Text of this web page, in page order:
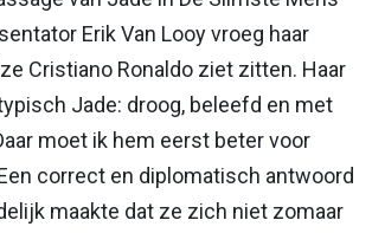
Erik Van Looy vroeg haar
Cristiano Ronaldo ziet zitten. Haar
Jade: droog, beleefd en met
moet ik hem eerst beter voor
correct en diplomatisch antwoord
maakte dat ze zich niet zomaar